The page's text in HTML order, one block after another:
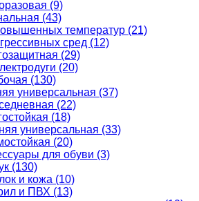
(9)
(43)
температур (21)
сред (12)
(29)
(20)
(130)
универсальная (37)
(22)
(18)
универсальная (33)
(20)
для обуви (3)
(130)
и кожа (10)
и ПВХ (13)